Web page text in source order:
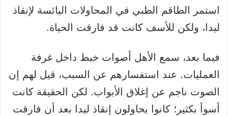
استمر الطاقم الطبي في المحاولات اليائسة لإنقاذ
ليدا، ولكن للأسف كانت قد فارقت الحياة.
فيما بعد، سمع الأهل أصوات خبط داخل غرفة
العمليات. عند استفسارهم عن السبب، قيل لهم إن
الصوت ناجم عن إغلاق الأبواب. لكن الحقيقة كانت
أسوأ بكثير؛ كانوا يحاولون إنقاذ ليدا بعد أن فارقت